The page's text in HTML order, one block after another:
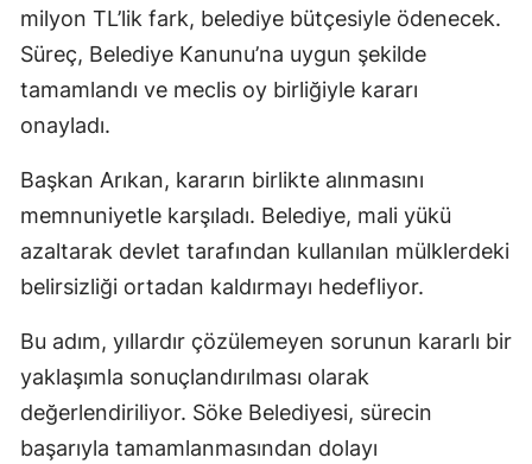
milyon TL’lik fark, belediye bütçesiyle ödenecek.
Süreç, Belediye Kanunu’na uygun şekilde
tamamlandı ve meclis oy birliğiyle kararı
onayladı.
Başkan Arıkan, kararın birlikte alınmasını
memnuniyetle karşıladı. Belediye, mali yükü
azaltarak devlet tarafından kullanılan mülklerdeki
belirsizliği ortadan kaldırmayı hedefliyor.
Bu adım, yıllardır çözülemeyen sorunun kararlı bir
yaklaşımla sonuçlandırılması olarak
değerlendiriliyor. Söke Belediyesi, sürecin
başarıyla tamamlanmasından dolayı